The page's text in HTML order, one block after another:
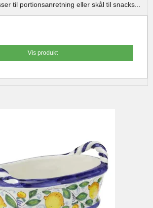
til portionsanretning eller skål til snacks...
Vis produkt